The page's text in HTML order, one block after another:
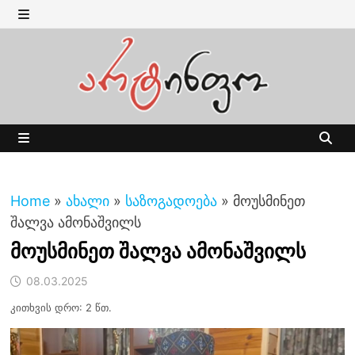
Skip
to MENU
Home » ახალი » საზოგადოება » მოუსმინეთ
შალვა ამონაშვილს
მოუსმინეთ შალვა ამონაშვილს
08.03.2025
კითხვის დრო: 2 წთ.